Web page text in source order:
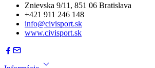
Znievska 9/11, 851 06 Bratislava
+421 911 246 148
info@civisport.sk
www.civisport.sk